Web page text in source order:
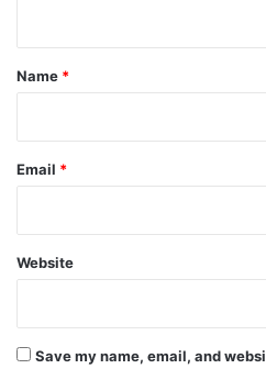
*
Name *
Email *
Website
Save my name, email, and